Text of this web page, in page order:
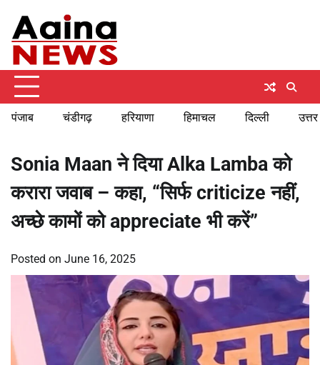
content
पंजाब चंडीगढ़ हरियाणा हिमाचल दिल्ली
Sonia Maan ने दिया Alka Lamba को
करारा जवाब – कहा, “सिर्फ criticize नहीं,
अच्छे कामों को appreciate भी करें”
Posted on June 16, 2025